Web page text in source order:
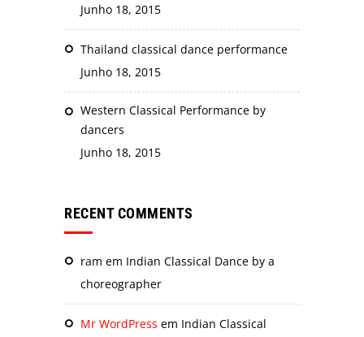
Junho 18, 2015
Thailand classical dance performance
Junho 18, 2015
Western Classical Performance by
dancers
Junho 18, 2015
RECENT COMMENTS
ram em Indian Classical Dance by a
choreographer
Mr WordPress em Indian Classical